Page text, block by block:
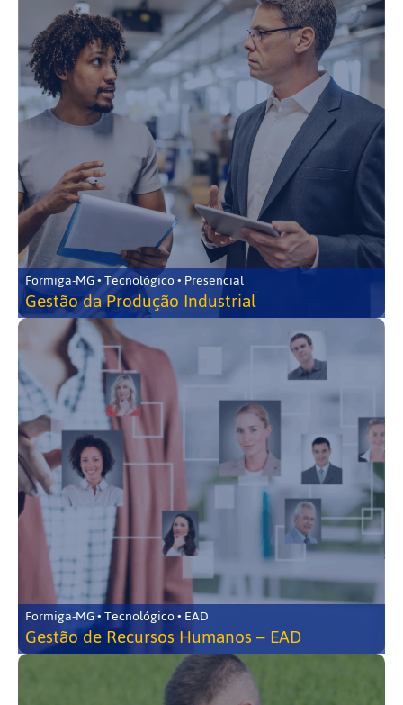
Formiga-MG • Tecnológico • Presencial
Gestão da Produção Industrial
Formiga-MG • Tecnológico • EAD
Gestão de Recursos Humanos – EAD